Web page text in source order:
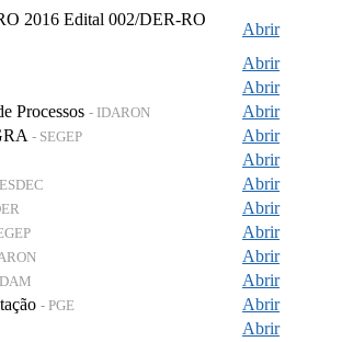
2016 Edital 002/DER-RO
Abrir
Abrir
Abrir
Processos - IDARON
Abrir
- SEGEP
Abrir
Abrir
Abrir
Abrir
Abrir
Abrir
Abrir
- PGE
Abrir
Abrir